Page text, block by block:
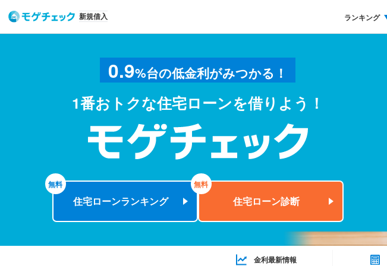
新規借入 ランキング
0.9%台の低金利がみつかる！
1番おトクな住宅ローンを借りよう！
モゲチェック
無料
住宅ローンランキング
無料
住宅ローン診断
金利最新情報